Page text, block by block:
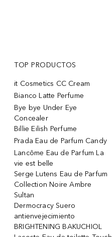
TOP PRODUCTOS
it Cosmetics CC Cream
Bianco Latte Perfume
Bye bye Under Eye
Concealer
Billie Eilish Perfume
Prada Eau de Parfum Candy
Lancôme Eau de Parfum La
vie est belle
Serge Lutens Eau de Parfum
Collection Noire Ambre
Sultan
Dermocracy Suero
antienvejecimiento
BRIGHTENING BAKUCHIOL